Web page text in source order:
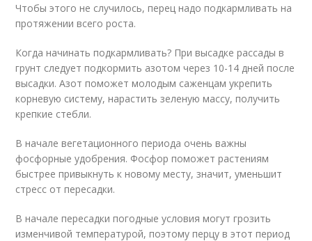
Чтобы этого не случилось, перец надо подкармливать на
протяжении всего роста.
Когда начинать подкармливать? При высадке рассады в
грунт следует подкормить азотом через 10-14 дней после
высадки. Азот поможет молодым саженцам укрепить
корневую систему, нарастить зеленую массу, получить
крепкие стебли.
В начале вегетационного периода очень важны
фосфорные удобрения. Фосфор поможет растениям
быстрее привыкнуть к новому месту, значит, уменьшит
стресс от пересадки.
В начале пересадки погодные условия могут грозить
изменчивой температурой, поэтому перцу в этот период